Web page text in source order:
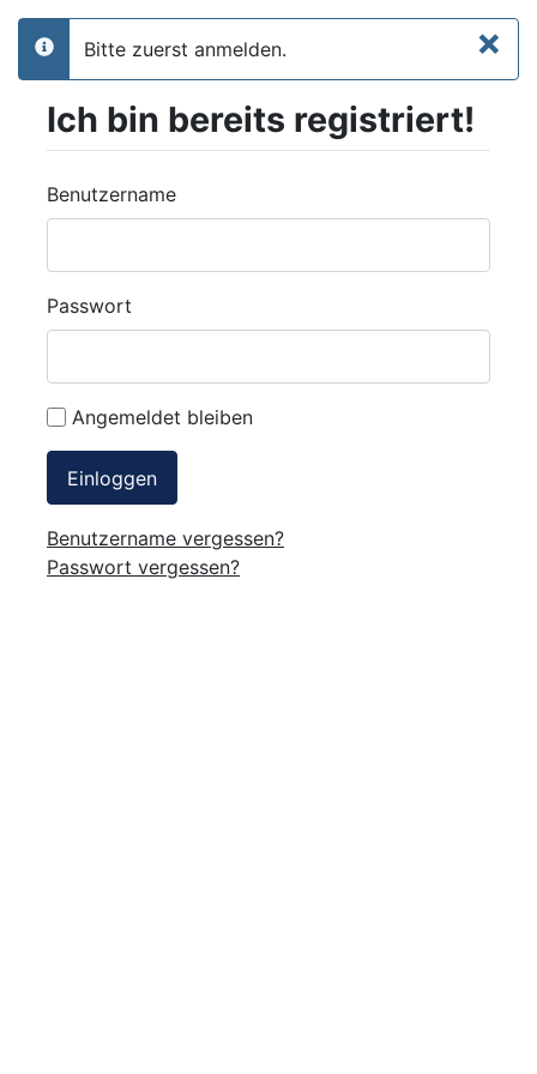
×
info
Bitte zuerst anmelden.
Ich bin bereits registriert!
Benutzername
Passwort
Angemeldet bleiben
Einloggen
Benutzername vergessen?
Passwort vergessen?